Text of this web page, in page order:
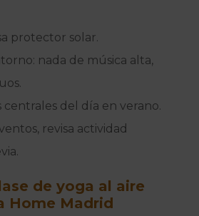
protector solar.
nada de música alta,
centrales del día en verano.
revisa actividad
de yoga al aire
Home Madrid